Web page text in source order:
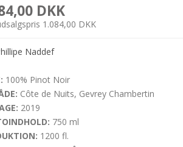
DKK
1.084,00 DKK
Naddef
100% Pinot Noir
Côte de Nuits, Gevrey Chambertin
2019
750 ml
1200 fl.